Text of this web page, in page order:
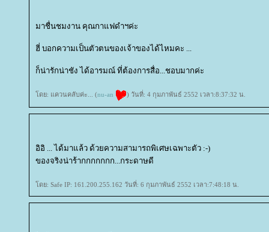
มาชื่นชมงาน คุณกาแฟดำฯค่ะ
ฮี่ บอกความเป็นตัวตนของเจ้าของได้ไหมคะ ...
ก็น่ารักน่าชัง ได้อารมณ์ ที่ต้องการสื่อ...ชอบมากค่ะ
ดย: แควนคลับค่ะ... (nu-an ) วันที่: 4 กุมภาพันธ์ 2552 เวลา:8:37:32 น.
อิอิ ... ได้มาแล้ว ด้วยความสามารถพิเศษเฉพาะตัว :-)
ของจริงน่าร้ากกกกกกก...กระดาษดี
ดย: Safe IP: 161.200.255.162 วันที่: 6 กุมภาพันธ์ 2552 เวลา:7:48:18 น.